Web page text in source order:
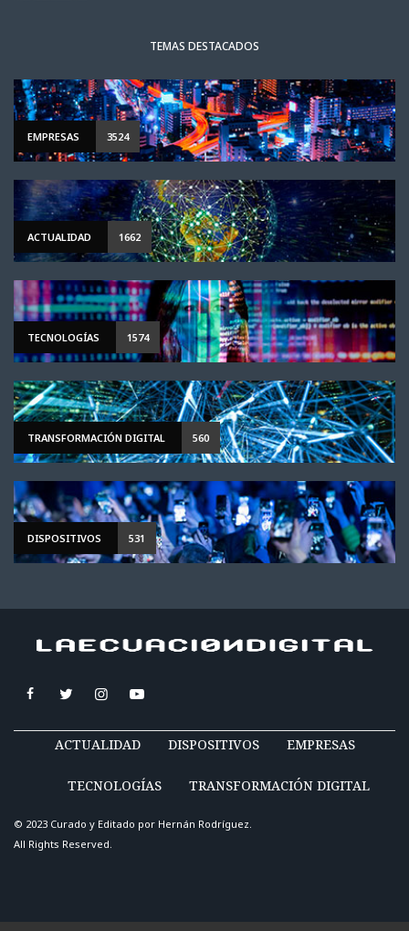
TEMAS DESTACADOS
EMPRESAS 3524
ACTUALIDAD 1662
TECNOLOGÍAS 1574
TRANSFORMACIÓN DIGITAL 560
DISPOSITIVOS 531
ACTUALIDAD DISPOSITIVOS EMPRESAS
TECNOLOGÍAS TRANSFORMACIÓN DIGITAL
© 2023 Curado y Editado por Hernán Rodríguez.
All Rights Reserved.